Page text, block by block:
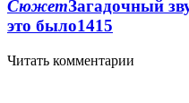
СюжетЗагадочный
это было1415
Читать комментарии